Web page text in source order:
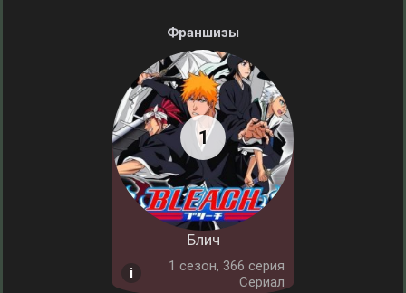
Франшизы
Блич
1 cезон, 366 серия
Сериал